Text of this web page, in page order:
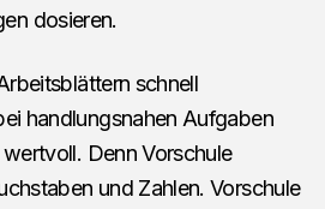
dosieren.
schnell
handlungsnahen Aufgaben
Denn Vorschule
und Zahlen. Vorschule